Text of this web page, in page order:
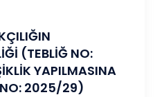
(TEBLİĞ NO:
YAPILMASINA
NO: 2025/29)